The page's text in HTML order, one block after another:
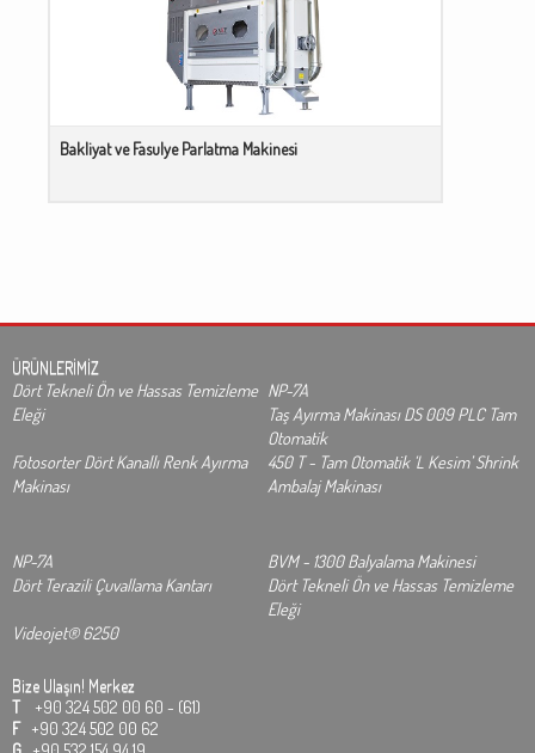
Bakliyat ve Fasulye Parlatma Makinesi
ÜRÜNLERİMİZ
Dört Tekneli Ön ve Hassas Temizleme
Eleği
NP-7A
Taş Ayırma Makinası DS 009 PLC Tam
Otomatik
Fotosorter Dört Kanallı Renk Ayırma
Makinası
450 T - Tam Otomatik ‘L Kesim’ Shrink
Ambalaj Makinası
NP-7A
BVM - 1300 Balyalama Makinesi
Dört Terazili Çuvallama Kantarı
Dört Tekneli Ön ve Hassas Temizleme
Eleği
Videojet® 6250
Bize Ulaşın! Merkez
T +90 324 502 00 60 - (61)
F +90 324 502 00 62